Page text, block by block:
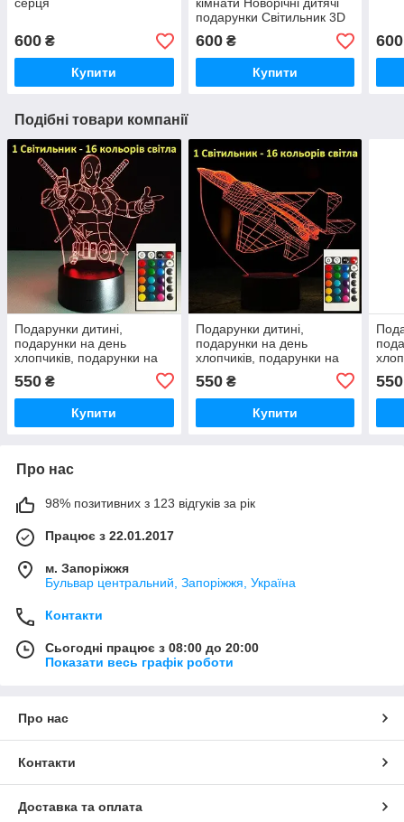
серця
600 ₴
Купити
кімнати Новорічні дитячі
подарунки Світильник 3D
Дедпул
600₴
Купити
600
Подібні товари компанії
Подарунки дитині,
подарунки на день
хлопчиків, подарунки на
хлопчикові, подарунки на
дри хлопчику
550 ₴
Купити
Подарунки дитині,
подарунки на день
хлопчиків, подарунки на
хлопчикові, подарунки на
дри хлопчику
550₴
Купити
дри
550
Про нас
98% позитивних з 123 відгуків за рік
Працює з 22.01.2017
м. Запоріжжя
Бульвар центральний, Запоріжжя, Україна
Контакти
Сьогодні працює з 08:00 до 20:00
Показати весь графік роботи
Про нас
Контакти
Доставка та оплата